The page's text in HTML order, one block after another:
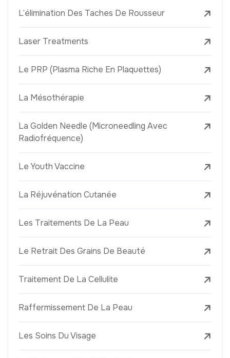
L’élimination Des Taches De Rousseur
Laser Treatments
Le PRP (Plasma Riche En Plaquettes)
La Mésothérapie
La Golden Needle (Microneedling Avec
Radiofréquence)
Le Youth Vaccine
La Réjuvénation Cutanée
Les Traitements De La Peau
Le Retrait Des Grains De Beauté
Traitement De La Cellulite
Raffermissement De La Peau
Les Soins Du Visage